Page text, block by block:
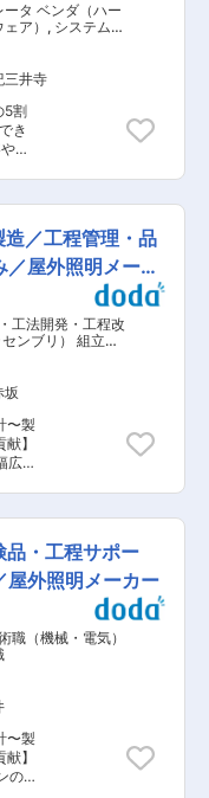
タ ベンダ（ハー
ア） , システム構
当） セキュリテ
ナリスト
三井寺
5割
き
を
ー
セ
情報
施 ◇
実
バ
、実
てお
30
ート
時間
を抜
：
で積
変
造／工程管理・品
屋外照明メーカ
工法開発・工程改
ンブリ） 組立・
坂
〜製
】
広く
者と
務
理解
具合
品
・部
的
ト
理
や納
善や
は
さ
品・工程サポー
屋外照明メーカー
職（機械・電気）
〜製
】
の製